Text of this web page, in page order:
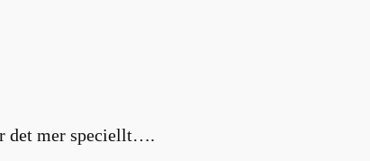
det mer speciellt….